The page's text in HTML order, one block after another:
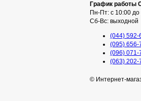
График работы
Пн-Пт: с 10:00 до
Сб-Вс: выходной
(044) 592-
(095) 656-
(096) 071-
(063) 202-
© Интернет-